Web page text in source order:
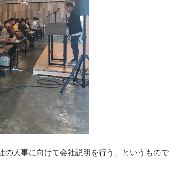
人事に向けて会社説明を行う、というもので